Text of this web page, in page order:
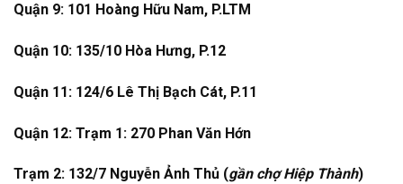
Quận 9: 101 Hoàng Hữu Nam, P.LTM
Quận 10: 135/10 Hòa Hưng, P.12
Quận 11: 124/6 Lê Thị Bạch Cát, P.11
Quận 12: Trạm 1: 270 Phan Văn Hớn
Trạm 2: 132/7 Nguyễn Ảnh Thủ (gần chợ Hiệp Thành)